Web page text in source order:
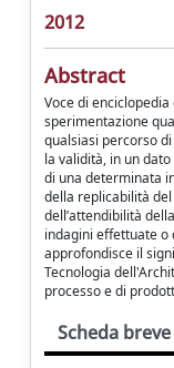
2012
Abstract
Voce di
sperimentazione
qualsiasi percorso
la validità, in un
di una determinata
della replicabilità
dell’attendibilità
indagini effettuate o
approfondisce il
Tecnologia
processo e di
Scheda breve